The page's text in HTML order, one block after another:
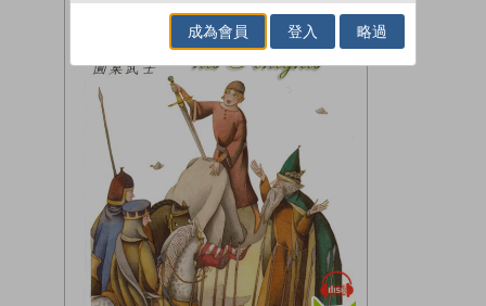
成為會員 登入 略過